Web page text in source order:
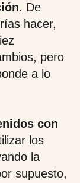
. De
hacer,
pero
a lo
con
los
la
supuesto,